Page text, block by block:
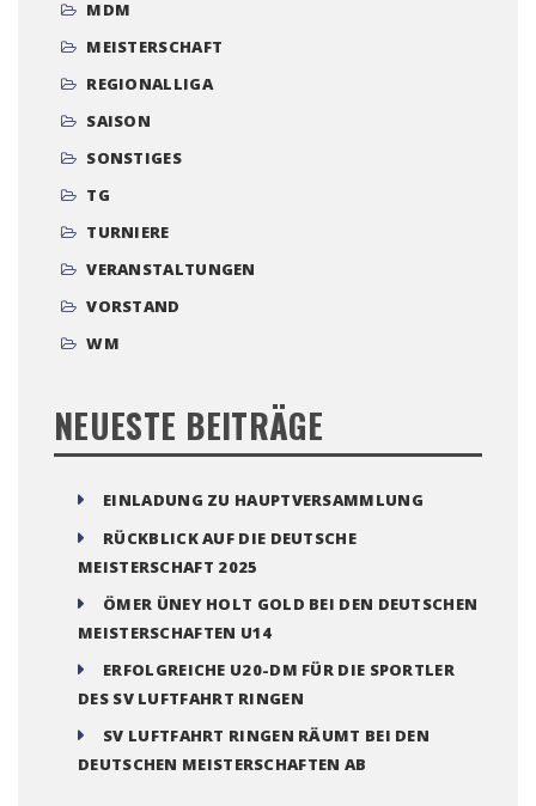
MDM
MEISTERSCHAFT
REGIONALLIGA
SAISON
SONSTIGES
TG
TURNIERE
VERANSTALTUNGEN
VORSTAND
WM
NEUESTE BEITRÄGE
EINLADUNG ZU HAUPTVERSAMMLUNG
RÜCKBLICK AUF DIE DEUTSCHE
MEISTERSCHAFT 2025
ÖMER ÜNEY HOLT GOLD BEI DEN DEUTSCHEN
MEISTERSCHAFTEN U14
ERFOLGREICHE U20-DM FÜR DIE SPORTLER
DES SV LUFTFAHRT RINGEN
SV LUFTFAHRT RINGEN RÄUMT BEI DEN
DEUTSCHEN MEISTERSCHAFTEN AB